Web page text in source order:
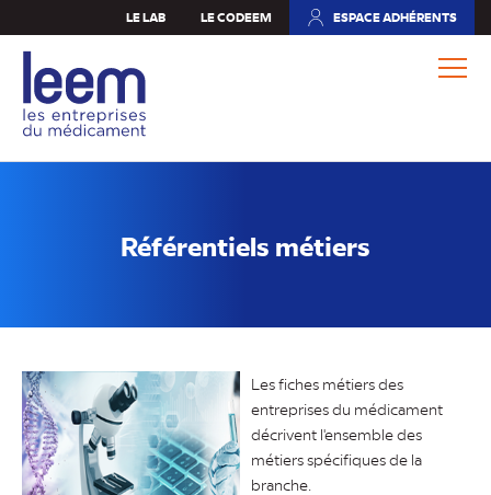
au
contenu
principal
LE LAB LE CODEEM ESPACE ADHÉRENTS
(NOUVEL
Référentiels métiers
Les fiches métiers des
entreprises du médicament
décrivent l'ensemble des
métiers spécifiques de la
branche.